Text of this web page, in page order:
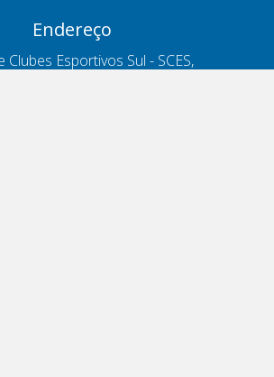
Endereço
Clubes Esportivos Sul - SCES,